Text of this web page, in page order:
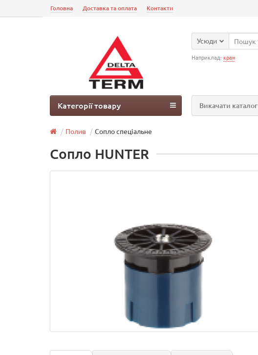
Головна Доставка та оплата Контакти
Усюди
Наприклад: кран
Викачати каталог
Категорії товару
Полив Сопло спеціальне
Сопло HUNTER